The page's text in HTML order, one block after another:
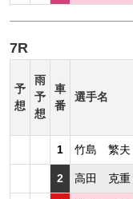
7R
予
想
雨
予
想
車
番
選手名
1 竹島 繁夫
2 高田 克重